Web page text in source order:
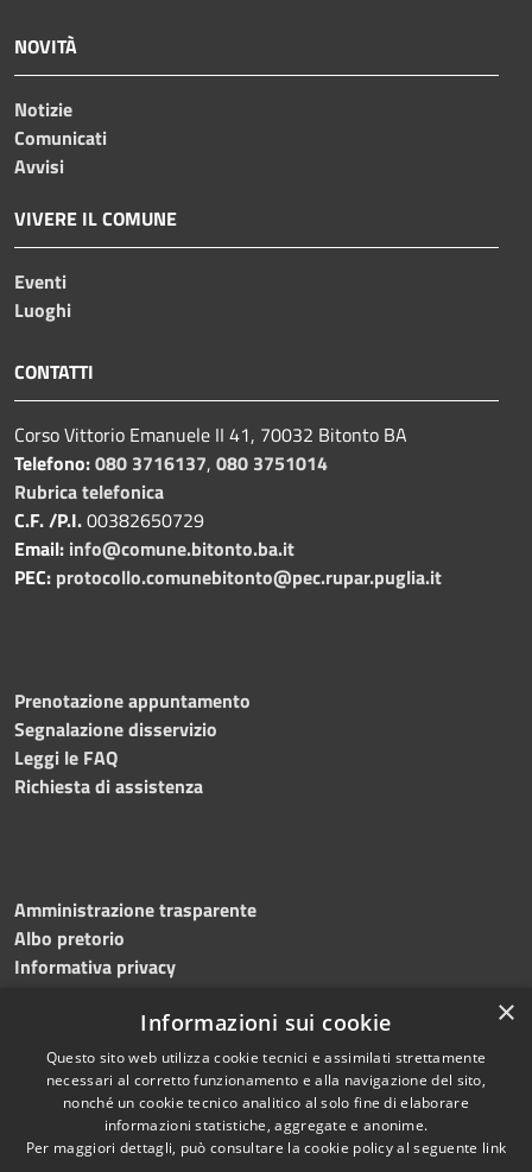
NOVITÀ
Notizie
Comunicati
Avvisi
VIVERE IL COMUNE
Eventi
Luoghi
CONTATTI
Corso Vittorio Emanuele II 41, 70032 Bitonto BA
Telefono:080 3716137, 080 3751014
Rubrica telefonica
C.F. /P.I.00382650729
Email: info@comune.bitonto.ba.it
PEC: protocollo.comunebitonto@pec.rupar.puglia.it
Prenotazione appuntamento
Segnalazione disservizio
Leggi le FAQ
Richiesta di assistenza
Amministrazione trasparente
Albo pretorio
Informativa privacy
Dichiarazione di accessibilità Meccanismo di feedback
RSS
Accessibilità
Copyright © 2026 • Comune di
Bitonto • Powered by
×
Informazioni sui cookie
Questo sito web utilizza cookie tecnici e assimilati strettamente
necessari al corretto funzionamento e alla navigazione del sito,
nonché un cookie tecnico analitico al solo fine di elaborare
informazioni statistiche, aggregate e anonime.
Per maggiori dettagli, può consultare la cookie policy al seguente link